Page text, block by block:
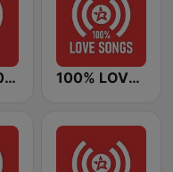
RÁDIO 100% LATINA 100% LOVE SONGS